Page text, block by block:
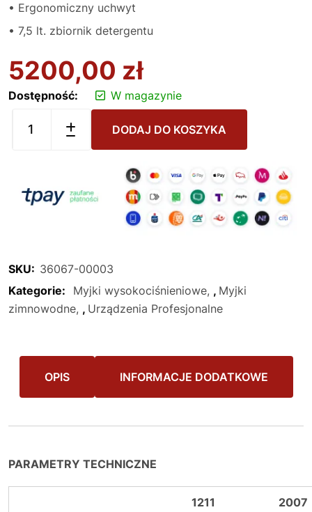
• Ergonomiczny uchwyt
• 7,5 lt. zbiornik detergentu
5200,00 zł
Dostępność: W magazynie
DODAJ DO KOSZYKA
SKU: 36067-00003
Kategorie:
Myjki wysokociśnieniowe , Myjki
zimnowodne , Urządzenia Profesjonalne
OPIS INFORMACJE DODATKOWE
PARAMETRY TECHNICZNE
1211 2007